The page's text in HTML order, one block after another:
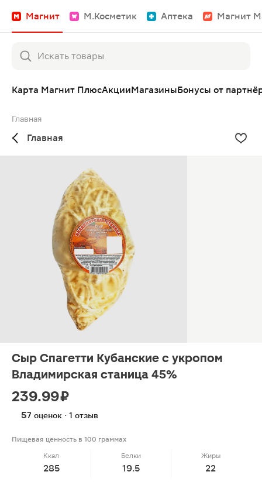
Магнит М.Косметик Аптека Магнит
Карта Магнит ПлюсАкцииМагазиныБонусы от
Главная
Главная
Сыр Спагетти Кубанские с укропом
Владимирская станица 45%
239.99 ₽
57 оценок · 1 отзыв
Пищевая ценность в 100 граммах
Ккал
285
Белки
19.5
Жиры
22